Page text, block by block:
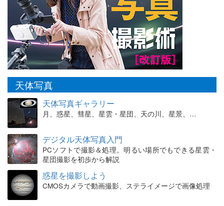
天体写真
天体写真ギャラリー
月、惑星、彗星、星雲・星団、天の川、星景、…
デジタル天体写真入門
PCソフトで撮影＆処理。明るい場所でもできる星雲・
星団撮影を初歩から解説
惑星を撮影しよう
CMOSカメラで動画撮影、ステライメージで画像処理